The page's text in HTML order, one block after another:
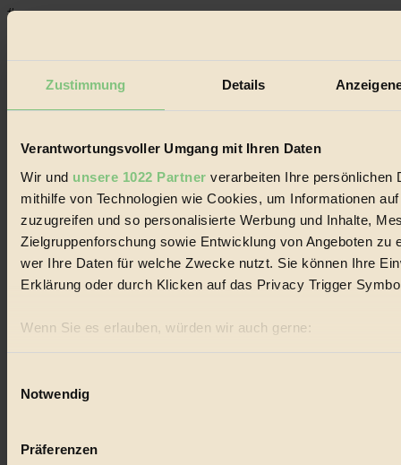
Zustimmung Details
Verantwortungsvoller Umgang mit Ihren Daten
Wir und unsere 1022 Partner verarbeiten Ihre persönlichen
mithilfe von Technologien wie Cookies, um Informationen
zuzugreifen und so personalisierte Werbung und Inhalte,
Zielgruppenforschung sowie Entwicklung von Angeboten zu
wer Ihre Daten für welche Zwecke nutzt. Sie können Ihre
Erklärung oder durch Klicken auf das Privacy Trigger
Wenn Sie es erlauben, würden wir auch gerne:
Informationen über Ihre geografische Lage erfassen,
Ihr Gerät durch aktives Scannen nach bestimmten
Präferenzen im
Notwendig
Präferenzen
#
Design
Regional
Garten